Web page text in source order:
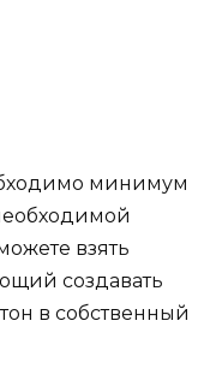
минимум
взять
создавать
в собственный